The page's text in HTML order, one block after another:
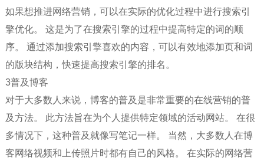
如果想推进网络营销，可以在实际的优化过程中进行搜索引
擎优化。 这是为了在搜索引擎的过程中提高特定的词的顺
序。 通过添加搜索引擎喜欢的内容，可以有效地添加页和词
的版块结构，快速提高搜索引擎的排名。
3普及博客
对于大多数人来说，博客的普及是非常重要的在线营销的普
及方法。 此方法旨在为个人提供特定领域的活动网站。 在很
多情况下，这种普及就像写笔记一样。 当然，大多数人在博
客网络视频和上传照片时都有自己的风格。 在实际的网络营